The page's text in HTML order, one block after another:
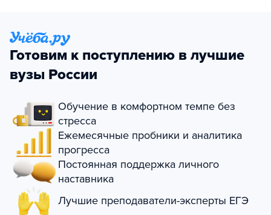
Готовим к поступлению в лучшие
вузы России
Обучение в комфортном темпе без
стресса
Ежемесячные пробники и аналитика
прогресса
Постоянная поддержка личного
наставника
Лучшие преподаватели-эксперты ЕГЭ